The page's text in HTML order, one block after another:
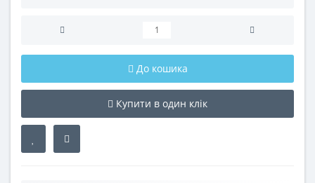
До кошика
Купити в один клік